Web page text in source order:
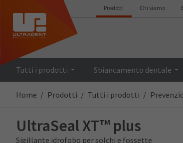
Prodotti Chi siamo
Tutti i prodotti Sbiancamento dentale
Home Prodotti Tutti i prodotti
UltraSeal XT™ plus
Sigillante idrofobo per solchi e fossette